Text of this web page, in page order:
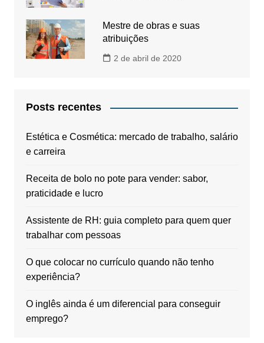
Mestre de obras e suas
atribuições
2 de abril de 2020
Posts recentes
Estética e Cosmética: mercado de trabalho, salário
e carreira
Receita de bolo no pote para vender: sabor,
praticidade e lucro
Assistente de RH: guia completo para quem quer
trabalhar com pessoas
O que colocar no currículo quando não tenho
experiência?
O inglês ainda é um diferencial para conseguir
emprego?